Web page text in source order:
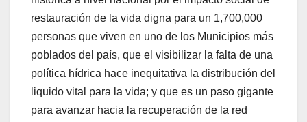
restauración de la vida digna para un 1,700,000
personas que viven en uno de los Municipios más
poblados del país, que el visibilizar la falta de una
política hídrica hace inequitativa la distribución del
liquido vital para la vida; y que es un paso gigante
para avanzar hacia la recuperación de la red